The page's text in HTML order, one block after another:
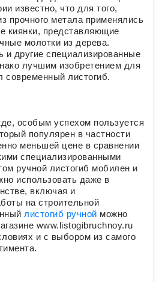
известно, что для того,
прочного метала применялись
киянки, представляющие
молотки из дерева.
и другие специализированные
лучшим изобретением для
современный листогиб.
особым успехом пользуется
популярен в частности
меньшей цене в сравнении
специализированными
ручной листогиб мобилен и
использовать даже в
включая и
на строительной
листогиб ручной можно
www.listogibruchnoy.ru
и с выбором из самого